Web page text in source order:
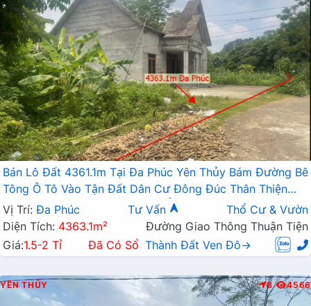
Bán Lô Đất 4361.1m Tại Đa Phúc Yên Thủy Bám Đường Bê
Tông Ô Tô Vào Tận Đất Dân Cư Đông Đúc Thân Thiện
Sẵn Nhà Gần Chợ Trường Học Ủy Ban Giá Đầu Tư
Vị Trí: Đa Phúc Tư Vấn
Thổ Cư & Vườn
Diện Tích: 4363.1m²
Đường Giao Thông Thuận Tiện
Giá:1.5-2 Tỉ Đã Có Sổ Thành Đất Ven Đô→
YÊN THỦY B 4566